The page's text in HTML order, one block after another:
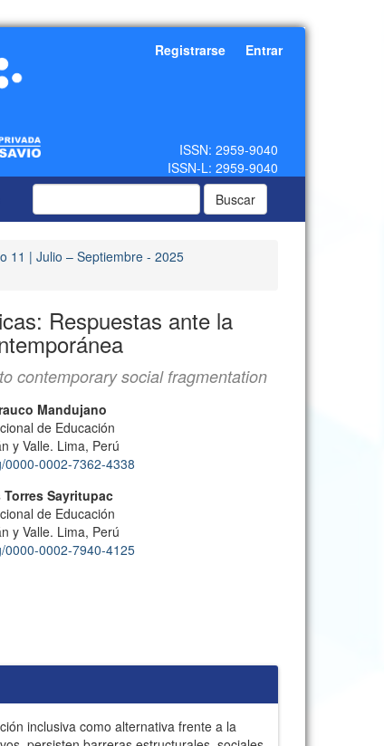
Registrarse Entrar
Buscar
11 | Julio – Septiembre - 2025
Respuestas ante la
contemporary social fragmentation
Mandujano
de Educación
y Valle. Lima, Perú
0000-0002-7362-4338
Sayritupac
de Educación
y Valle. Lima, Perú
0000-0002-7940-4125
inclusiva como alternativa frente a la